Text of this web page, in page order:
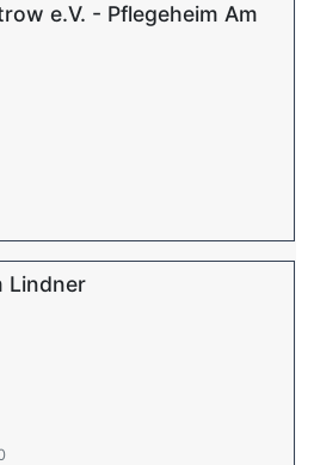
e.V. - Pflegeheim Am
Lindner